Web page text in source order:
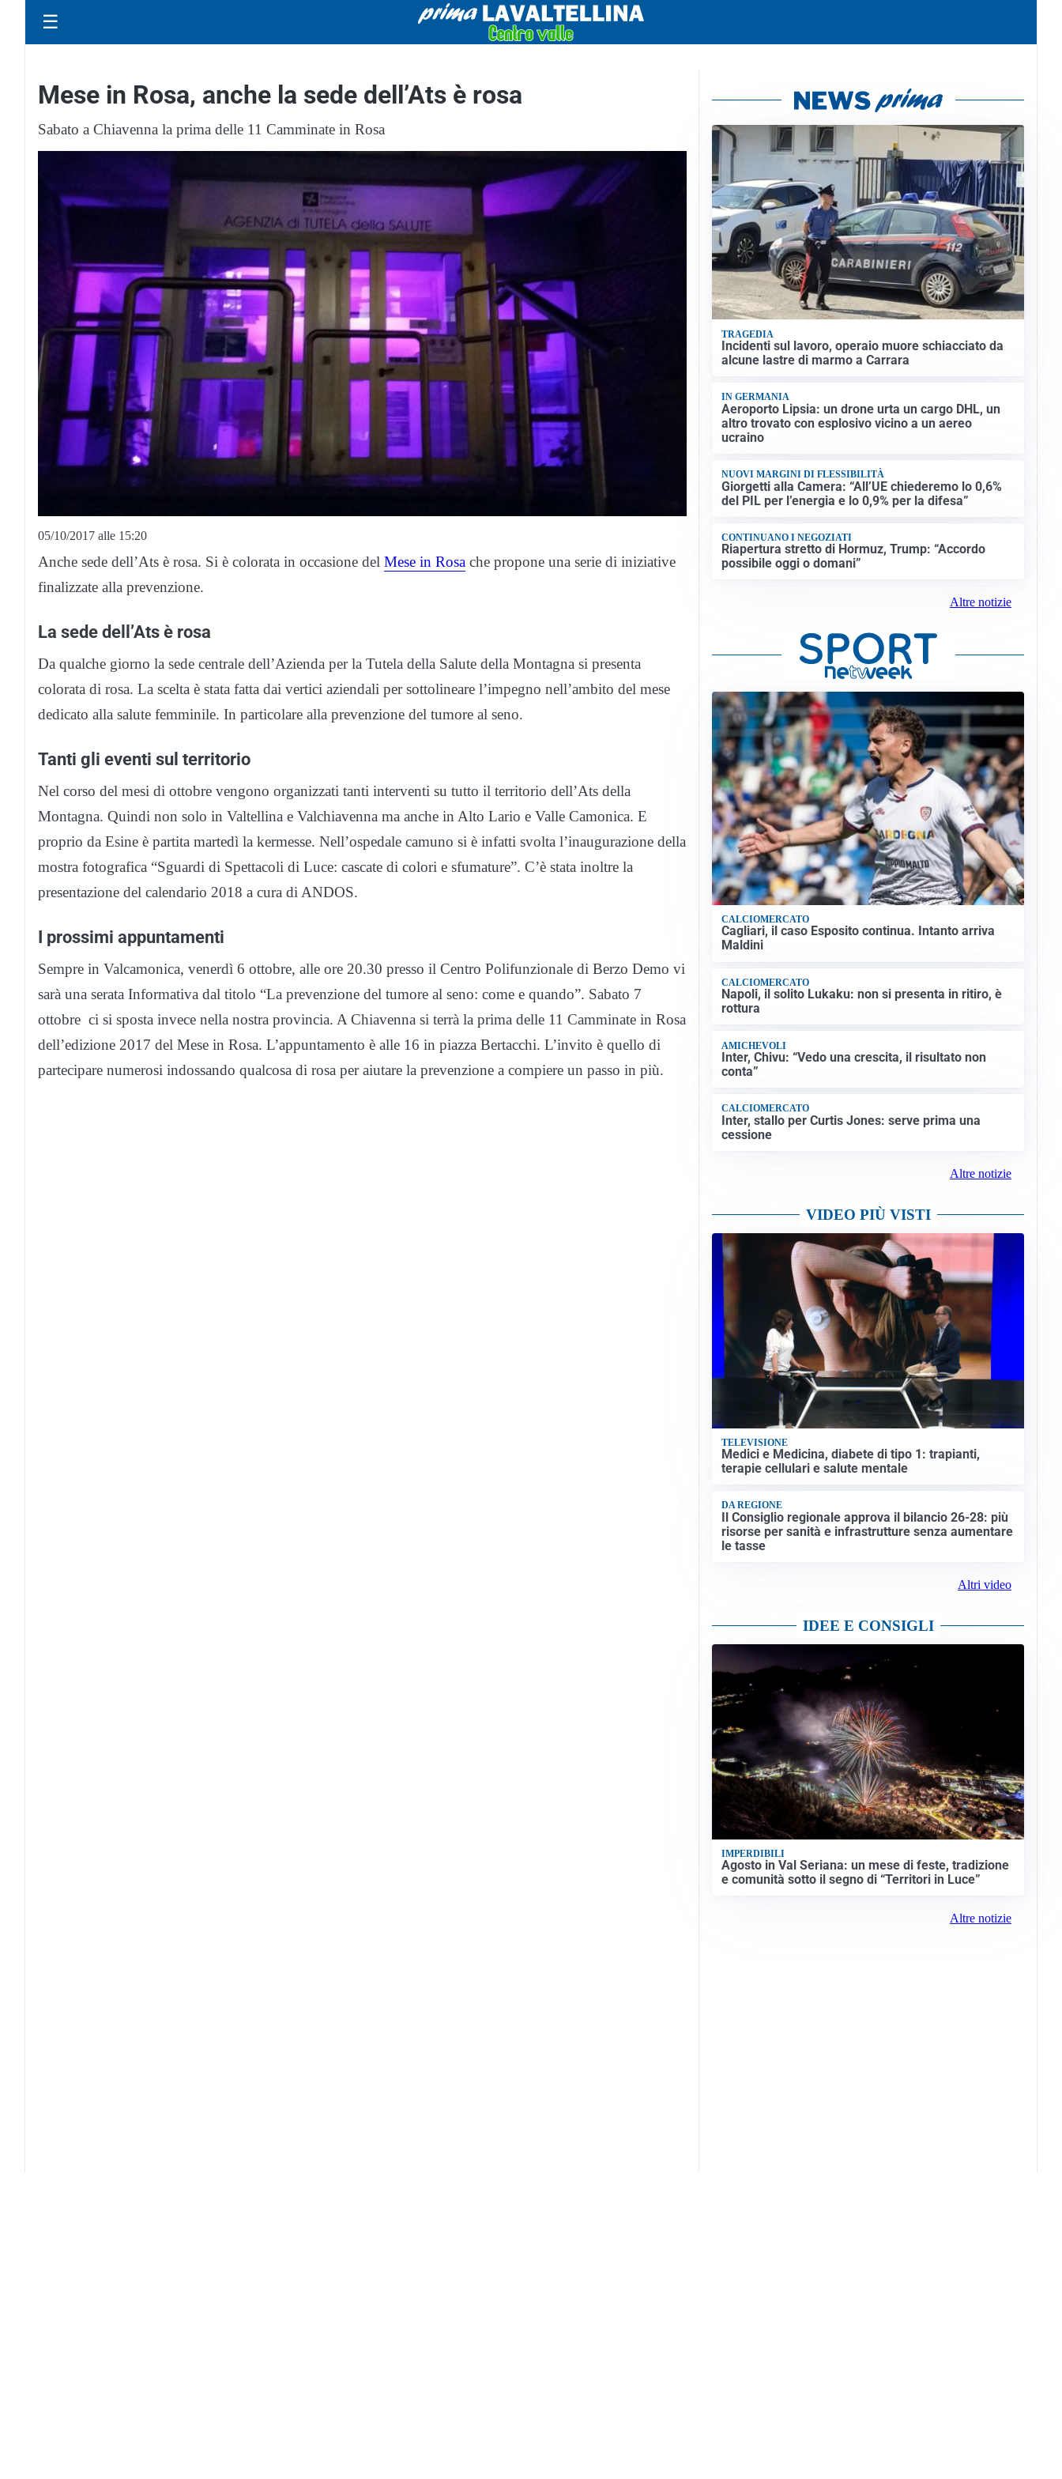
☰
Mese in Rosa, anche la sede dell’Ats è rosa
Sabato a Chiavenna la prima delle 11 Camminate in Rosa
05/10/2017 alle 15:20
Anche sede dell’Ats è rosa. Si è colorata in occasione del Mese in Rosa che propone una serie di iniziative
finalizzate alla prevenzione.
La sede dell’Ats è rosa
Da qualche giorno la sede centrale dell’Azienda per la Tutela della Salute della Montagna si presenta
colorata di rosa. La scelta è stata fatta dai vertici aziendali per sottolineare l’impegno nell’ambito del mese
dedicato alla salute femminile. In particolare alla prevenzione del tumore al seno.
Tanti gli eventi sul territorio
Nel corso del mesi di ottobre vengono organizzati tanti interventi su tutto il territorio dell’Ats della
Montagna. Quindi non solo in Valtellina e Valchiavenna ma anche in Alto Lario e Valle Camonica. E
proprio da Esine è partita martedì la kermesse. Nell’ospedale camuno si è infatti svolta l’inaugurazione della
mostra fotografica “Sguardi di Spettacoli di Luce: cascate di colori e sfumature”. C’è stata inoltre la
presentazione del calendario 2018 a cura di ANDOS.
I prossimi appuntamenti
Sempre in Valcamonica, venerdì 6 ottobre, alle ore 20.30 presso il Centro Polifunzionale di Berzo Demo vi
sarà una serata Informativa dal titolo “La prevenzione del tumore al seno: come e quando”. Sabato 7
ottobre ci si sposta invece nella nostra provincia. A Chiavenna si terrà la prima delle 11 Camminate in Rosa
dell’edizione 2017 del Mese in Rosa. L’appuntamento è alle 16 in piazza Bertacchi. L’invito è quello di
partecipare numerosi indossando qualcosa di rosa per aiutare la prevenzione a compiere un passo in più.
TRAGEDIA
Incidenti sul lavoro, operaio muore schiacciato da
alcune lastre di marmo a Carrara
IN GERMANIA
Aeroporto Lipsia: un drone urta un cargo DHL, un
altro trovato con esplosivo vicino a un aereo
ucraino
NUOVI MARGINI DI FLESSIBILITÀ
Giorgetti alla Camera: “All’UE chiederemo lo 0,6%
del PIL per l’energia e lo 0,9% per la difesa”
CONTINUANO I NEGOZIATI
Riapertura stretto di Hormuz, Trump: “Accordo
possibile oggi o domani”
Altre notizie
CALCIOMERCATO
Cagliari, il caso Esposito continua. Intanto arriva
Maldini
CALCIOMERCATO
Napoli, il solito Lukaku: non si presenta in ritiro, è
rottura
AMICHEVOLI
Inter, Chivu: “Vedo una crescita, il risultato non
conta”
CALCIOMERCATO
Inter, stallo per Curtis Jones: serve prima una
cessione
Altre notizie
VIDEO PIÙ VISTI
TELEVISIONE
Medici e Medicina, diabete di tipo 1: trapianti,
terapie cellulari e salute mentale
DA REGIONE
Il Consiglio regionale approva il bilancio 26-28: più
risorse per sanità e infrastrutture senza aumentare
le tasse
Altri video
IDEE E CONSIGLI
IMPERDIBILI
Agosto in Val Seriana: un mese di feste, tradizione
e comunità sotto il segno di “Territori in Luce”
Altre notizie